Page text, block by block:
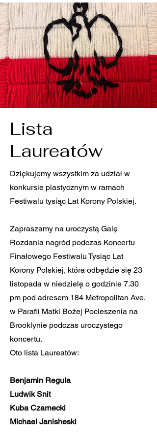
Lista
Laureatów
Dziękujemy wszystkim za udział w
konkursie plastycznym w ramach
Festiwalu tysiąc Lat Korony Polskiej.
Zapraszamy na uroczystą Galę
Rozdania nagród podczas Koncertu
Finałowego Festiwalu Tysiąc Lat
Korony Polskiej, która odbędzie się 23
listopada w niedzielę o godzinie 7.30
pm pod adresem 184 Metropolitan Ave,
w Parafii Matki Bożej Pocieszenia na
Brooklynie podczas uroczystego
koncertu.
Oto lista Laureatów:
Benjamin Regula
Ludwik Snit
Kuba Czarnecki
Michael Janisheski